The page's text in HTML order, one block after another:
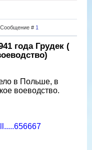
Сообщение # 1
года Грудек (
в Польше, в
воеводство.